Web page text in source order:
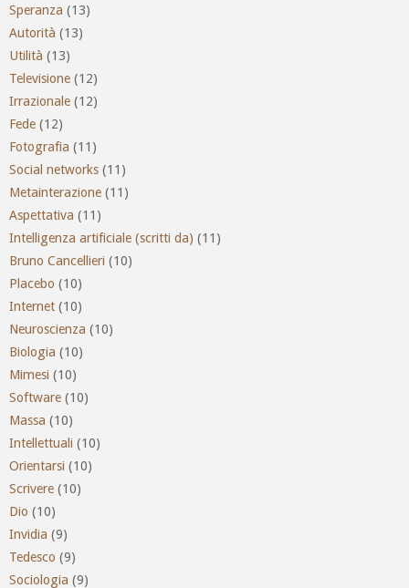
Speranza (13)
Autorità (13)
Utilità (13)
Televisione (12)
Irrazionale (12)
Fede (12)
Fotografia (11)
Social networks (11)
Metainterazione (11)
Aspettativa (11)
Intelligenza artificiale (scritti da) (11)
Bruno Cancellieri (10)
Placebo (10)
Internet (10)
Neuroscienza (10)
Biologia (10)
Mimesi (10)
Software (10)
Massa (10)
Intellettuali (10)
Orientarsi (10)
Scrivere (10)
Dio (10)
Invidia (9)
Tedesco (9)
Sociologia (9)